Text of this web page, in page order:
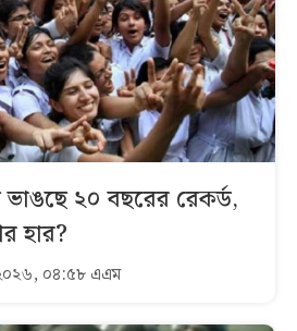
২০ বছরের রেকর্ড,
হার?
০৪:৫৮ এএম